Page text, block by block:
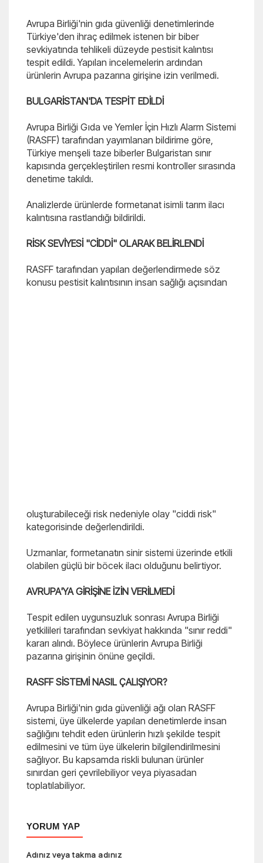
Avrupa Birliği'nin gıda güvenliği denetimlerinde
Türkiye'den ihraç edilmek istenen bir biber
sevkiyatında tehlikeli düzeyde pestisit kalıntısı
tespit edildi. Yapılan incelemelerin ardından
ürünlerin Avrupa pazarına girişine izin verilmedi.
BULGARİSTAN'DA TESPİT EDİLDİ
Avrupa Birliği Gıda ve Yemler İçin Hızlı Alarm Sistemi
(RASFF) tarafından yayımlanan bildirime göre,
Türkiye menşeli taze biberler Bulgaristan sınır
kapısında gerçekleştirilen resmi kontroller sırasında
denetime takıldı.
Analizlerde ürünlerde formetanat isimli tarım ilacı
kalıntısına rastlandığı bildirildi.
RİSK SEVİYESİ "CİDDİ" OLARAK BELİRLENDİ
RASFF tarafından yapılan değerlendirmede söz
konusu pestisit kalıntısının insan sağlığı açısından
oluşturabileceği risk nedeniyle olay "ciddi risk"
kategorisinde değerlendirildi.
Uzmanlar, formetanatın sinir sistemi üzerinde etkili
olabilen güçlü bir böcek ilacı olduğunu belirtiyor.
AVRUPA'YA GİRİŞİNE İZİN VERİLMEDİ
Tespit edilen uygunsuzluk sonrası Avrupa Birliği
yetkilileri tarafından sevkiyat hakkında "sınır reddi"
kararı alındı. Böylece ürünlerin Avrupa Birliği
pazarına girişinin önüne geçildi.
RASFF SİSTEMİ NASIL ÇALIŞIYOR?
Avrupa Birliği'nin gıda güvenliği ağı olan RASFF
sistemi, üye ülkelerde yapılan denetimlerde insan
sağlığını tehdit eden ürünlerin hızlı şekilde tespit
edilmesini ve tüm üye ülkelerin bilgilendirilmesini
sağlıyor. Bu kapsamda riskli bulunan ürünler
sınırdan geri çevrilebiliyor veya piyasadan
toplatılabiliyor.
YORUM YAP
Adınız veya takma adınız